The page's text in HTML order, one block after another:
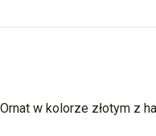
Ornat w kolorze złotym z